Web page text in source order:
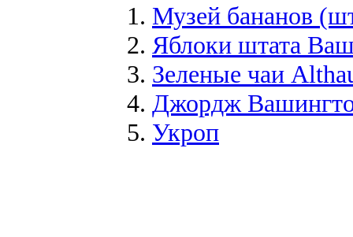
Музей бананов
Яблоки штата
Зеленые чаи
Джордж
Укроп